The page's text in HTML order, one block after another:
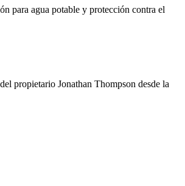
para agua potable y protección contra el
propietario Jonathan Thompson desde la